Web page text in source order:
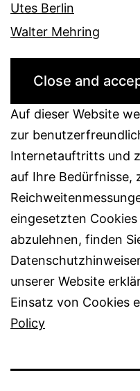
Utes Berlin
Walter Mehring
Auf dieser Website
zur
Internetauftritts und
auf Ihre Bedürfnisse,
eingesetzten
abzulehnen, finden
unserer Website
Einsatz von Cookies
Policy